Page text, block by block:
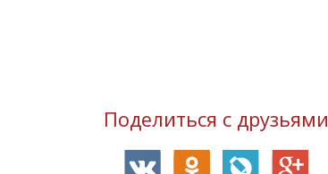
Поделиться с друзьями